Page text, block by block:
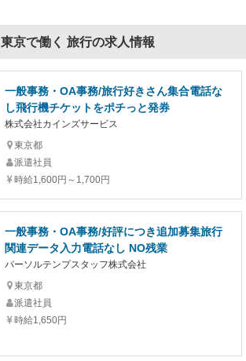
東京で働く 旅行の求人情報
一般事務・OA事務/旅行好きさん集合電話な
し飛行機チケットをポチっと発券
株式会社カインズサービス
東京都
派遣社員
時給1,600円～1,700円
一般事務・OA事務/好評につき追加募集旅行
関連データ入力電話なし NO残業
パーソルテンプスタッフ株式会社
東京都
派遣社員
時給1,650円